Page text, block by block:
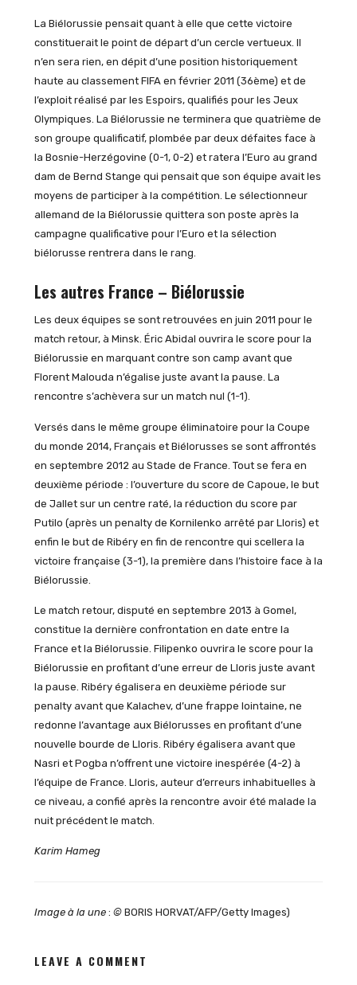
La Biélorussie pensait quant à elle que cette victoire
constituerait le point de départ d’un cercle vertueux. Il
n’en sera rien, en dépit d’une position historiquement
haute au classement FIFA en février 2011 (36ème) et de
l’exploit réalisé par les Espoirs, qualifiés pour les Jeux
Olympiques. La Biélorussie ne terminera que quatrième de
son groupe qualificatif, plombée par deux défaites face à
la Bosnie-Herzégovine (0-1, 0-2) et ratera l’Euro au grand
dam de Bernd Stange qui pensait que son équipe avait les
moyens de participer à la compétition. Le sélectionneur
allemand de la Biélorussie quittera son poste après la
campagne qualificative pour l’Euro et la sélection
biélorusse rentrera dans le rang.
Les autres France – Biélorussie
Les deux équipes se sont retrouvées en juin 2011 pour le
match retour, à Minsk. Éric Abidal ouvrira le score pour la
Biélorussie en marquant contre son camp avant que
Florent Malouda n’égalise juste avant la pause. La
rencontre s’achèvera sur un match nul (1-1).
Versés dans le même groupe éliminatoire pour la Coupe
du monde 2014, Français et Biélorusses se sont affrontés
en septembre 2012 au Stade de France. Tout se fera en
deuxième période : l’ouverture du score de Capoue, le but
de Jallet sur un centre raté, la réduction du score par
Putilo (après un penalty de Kornilenko arrêté par Lloris) et
enfin le but de Ribéry en fin de rencontre qui scellera la
victoire française (3-1), la première dans l’histoire face à la
Biélorussie.
Le match retour, disputé en septembre 2013 à Gomel,
constitue la dernière confrontation en date entre la
France et la Biélorussie. Filipenko ouvrira le score pour la
Biélorussie en profitant d’une erreur de Lloris juste avant
la pause. Ribéry égalisera en deuxième période sur
penalty avant que Kalachev, d’une frappe lointaine, ne
redonne l’avantage aux Biélorusses en profitant d’une
nouvelle bourde de Lloris. Ribéry égalisera avant que
Nasri et Pogba n’offrent une victoire inespérée (4-2) à
l’équipe de France. Lloris, auteur d’erreurs inhabituelles à
ce niveau, a confié après la rencontre avoir été malade la
nuit précédent le match.
Karim Hameg
Image à la une : ©BORIS HORVAT/AFP/Getty Images)
LEAVE A COMMENT